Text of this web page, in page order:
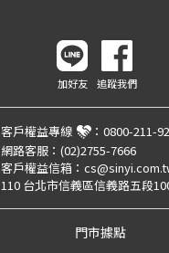
加好友 追蹤我們
客戶權益專線 ： 0800-211-
網路客服： (02)2755-7666
客戶權益信箱：
110 台北市信義區信義路五段
門市據點